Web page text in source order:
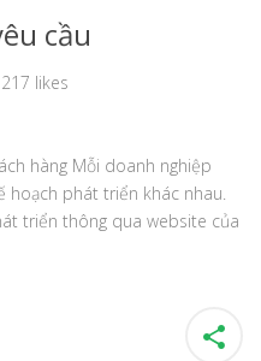
cầu
217 likes
hàng Mỗi doanh nghiệp
hoạch phát triển khác nhau.
triển thông qua website của